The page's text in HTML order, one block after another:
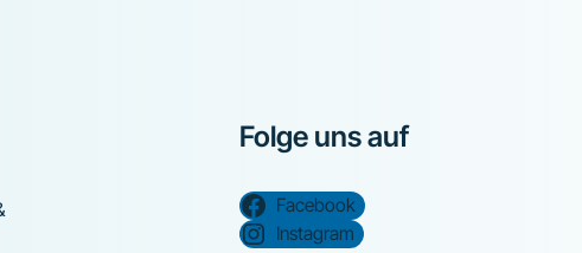
Folge uns auf
Facebook
Instagram